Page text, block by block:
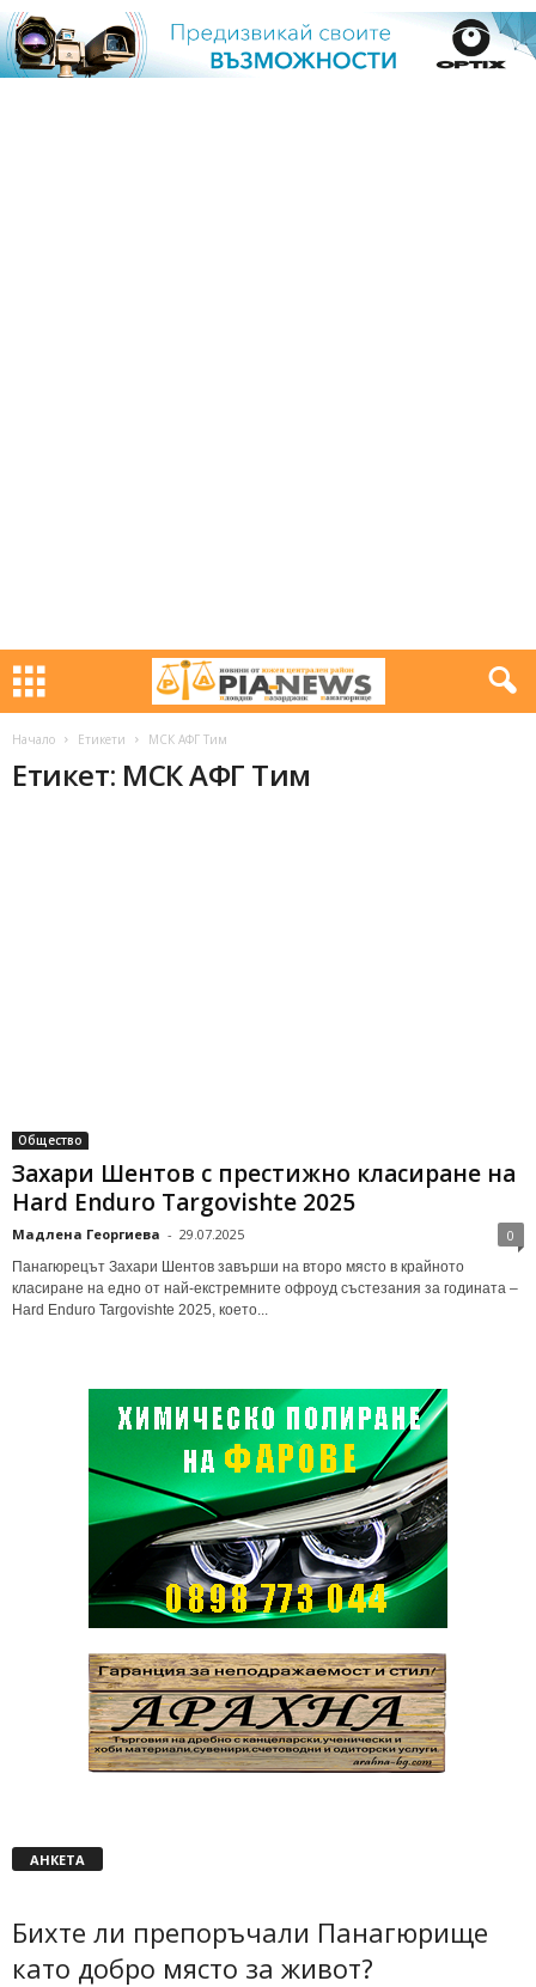
Начало Етикети МСК АФГ Тим
Етикет: МСК АФГ Тим
Общество
Захари Шентов с престижно класиране на
Hard Enduro Targovishte 2025
Мадлена Георгиева - 29.07.2025 0
Панагюрецът Захари Шентов завърши на второ място в крайното
класиране на едно от най-екстремните офроуд състезания за годината –
Hard Enduro Targovishte 2025, което...
АНКЕТА
Бихте ли препоръчали Панагюрище
като добро място за живот?